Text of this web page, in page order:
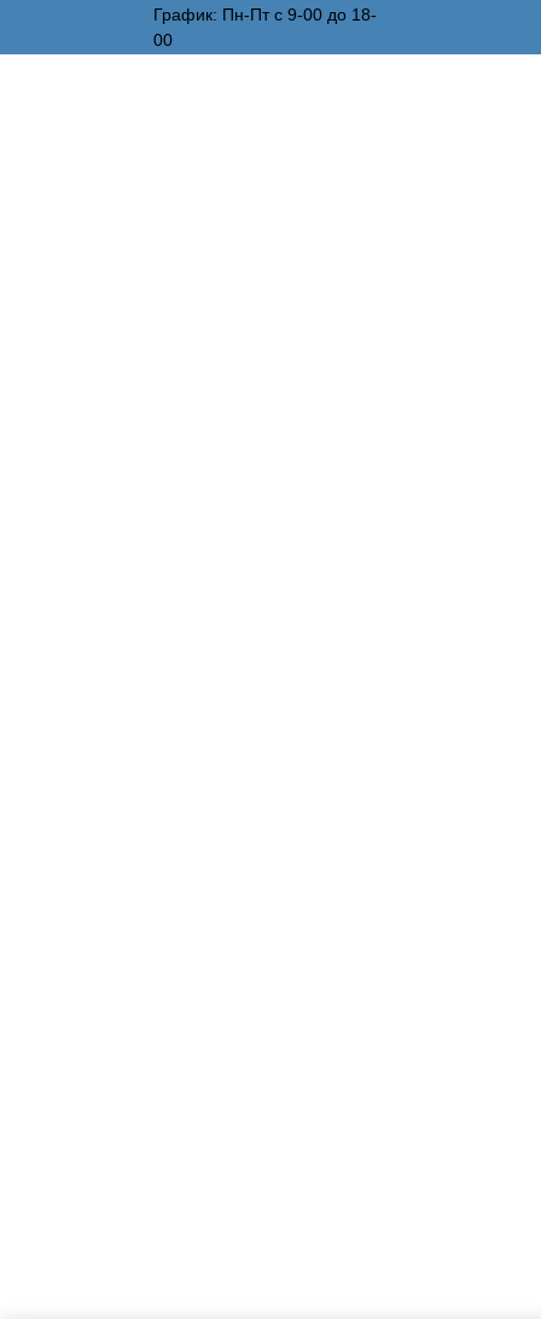
График: Пн-Пт с 9-00 до 18-
00